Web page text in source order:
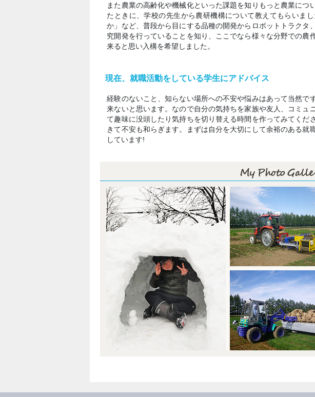
また農業の高齢化や機械化といった課題を知りもっと農業につ
たときに、学校の先生から農研機構について教えてもらいま
か」など、普段から目にする品種の開発からロボットトラクタ
究開発を行っていることを知り、ここでなら様々な分野での農
来ると思い入構を希望しました。
現在、就職活動をしている学生にアドバイス
経験のないこと、知らない場所への不安や悩みはあって当然で
来ないと思います。なので自分の気持ちを家族や友人、コミュ
て趣味に没頭したり気持ちを切り替える時間を作ってみてくだ
きて不安も和らぎます。まずは自分を大切にして余裕のある就
しています!